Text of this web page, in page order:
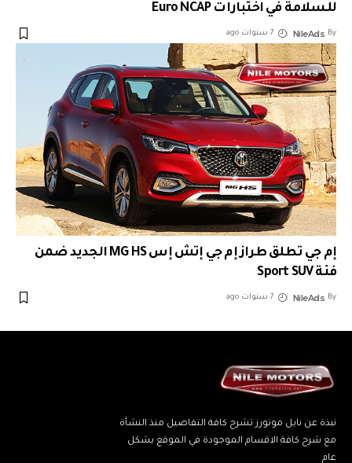
للسلامة في اختبارات Euro NCAP
By
NileAds 7 سنوات ago
إم جي تطلق طراز إم جي إتش إس MG HS الجديد ضمن
فئة Sport SUV
By
NileAds 7 سنوات ago
نبذة عن نايل موتورز تشرح كافة التفاصيل منذ النشأة
مع شرح كافة الاقسام الموجودة في الموقع بشكل
عام